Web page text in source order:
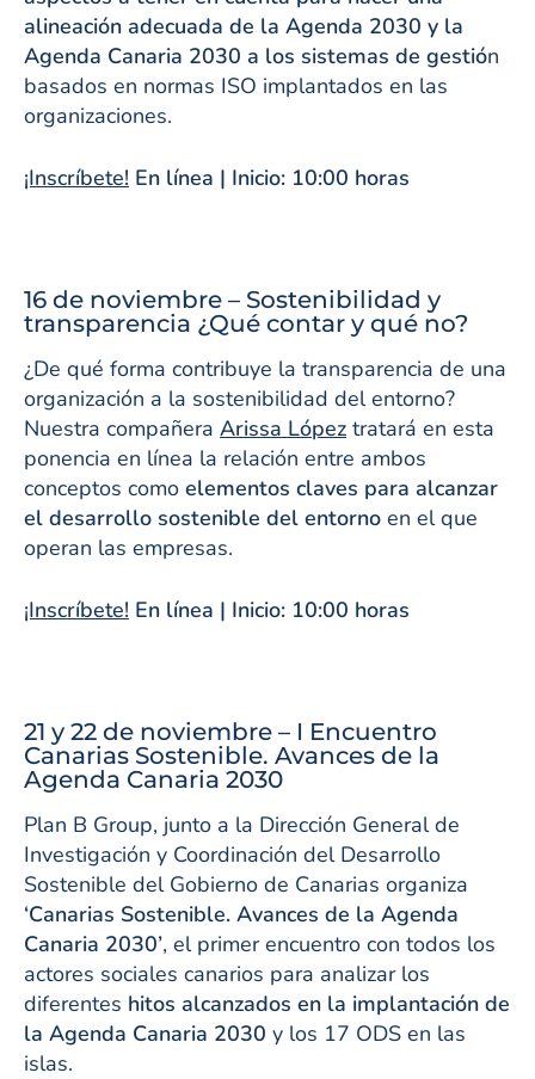
alineación adecuada de la Agenda 2030 y la
Agenda Canaria 2030 a los sistemas de gestión
basados en normas ISO implantados en las
organizaciones.
¡Inscríbete! En línea | Inicio: 10:00 horas
16 de noviembre – Sostenibilidad y
transparencia ¿Qué contar y qué no?
¿De qué forma contribuye la transparencia de una
organización a la sostenibilidad del entorno?
Nuestra compañera Arissa López tratará en esta
ponencia en línea la relación entre ambos
conceptos como elementos claves para alcanzar
el desarrollo sostenible del entorno en el que
operan las empresas.
¡Inscríbete! En línea | Inicio: 10:00 horas
21 y 22 de noviembre – I Encuentro
Canarias Sostenible. Avances de la
Agenda Canaria 2030
Plan B Group, junto a la Dirección General de
Investigación y Coordinación del Desarrollo
Sostenible del Gobierno de Canarias organiza
‘Canarias Sostenible. Avances de la Agenda
Canaria 2030’, el primer encuentro con todos los
actores sociales canarios para analizar los
diferentes hitos alcanzados en la implantación de
la Agenda Canaria 2030 y los 17 ODS en las
islas.